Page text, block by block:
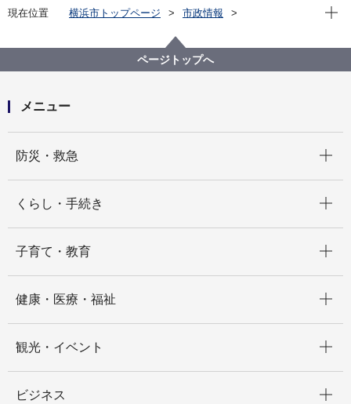
現在位置 横浜市トップページ
市政情報
政策経営・国際戦略局
あなたも駅係員＆運転士に！！相模鉄道×横浜市ふるさ
と納税 相鉄お仕事体験ツアー２種を返礼品として追
現在
ページトップへ
メニュー
防災・救急
くらし・手続き
子育て・教育
健康・医療・福祉
観光・イベント
ビジネス